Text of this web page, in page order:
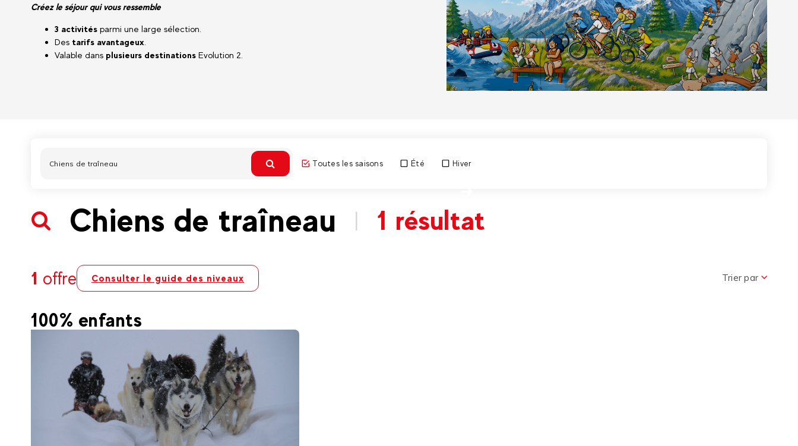
Créez le séjour qui vous ressemble
3 activités parmi une large sélection.
Des tarifs avantageux
Valable dans plusieurs destinations Evolution 2.
Toutes les saisons Été Hiver
Chiens de traîneau 1 résultat
1 offre Consulter le guide des niveaux Trier par
100% enfants